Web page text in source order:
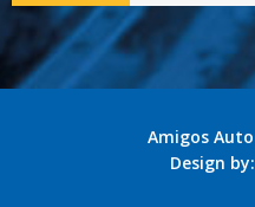
Amigos
Design by: